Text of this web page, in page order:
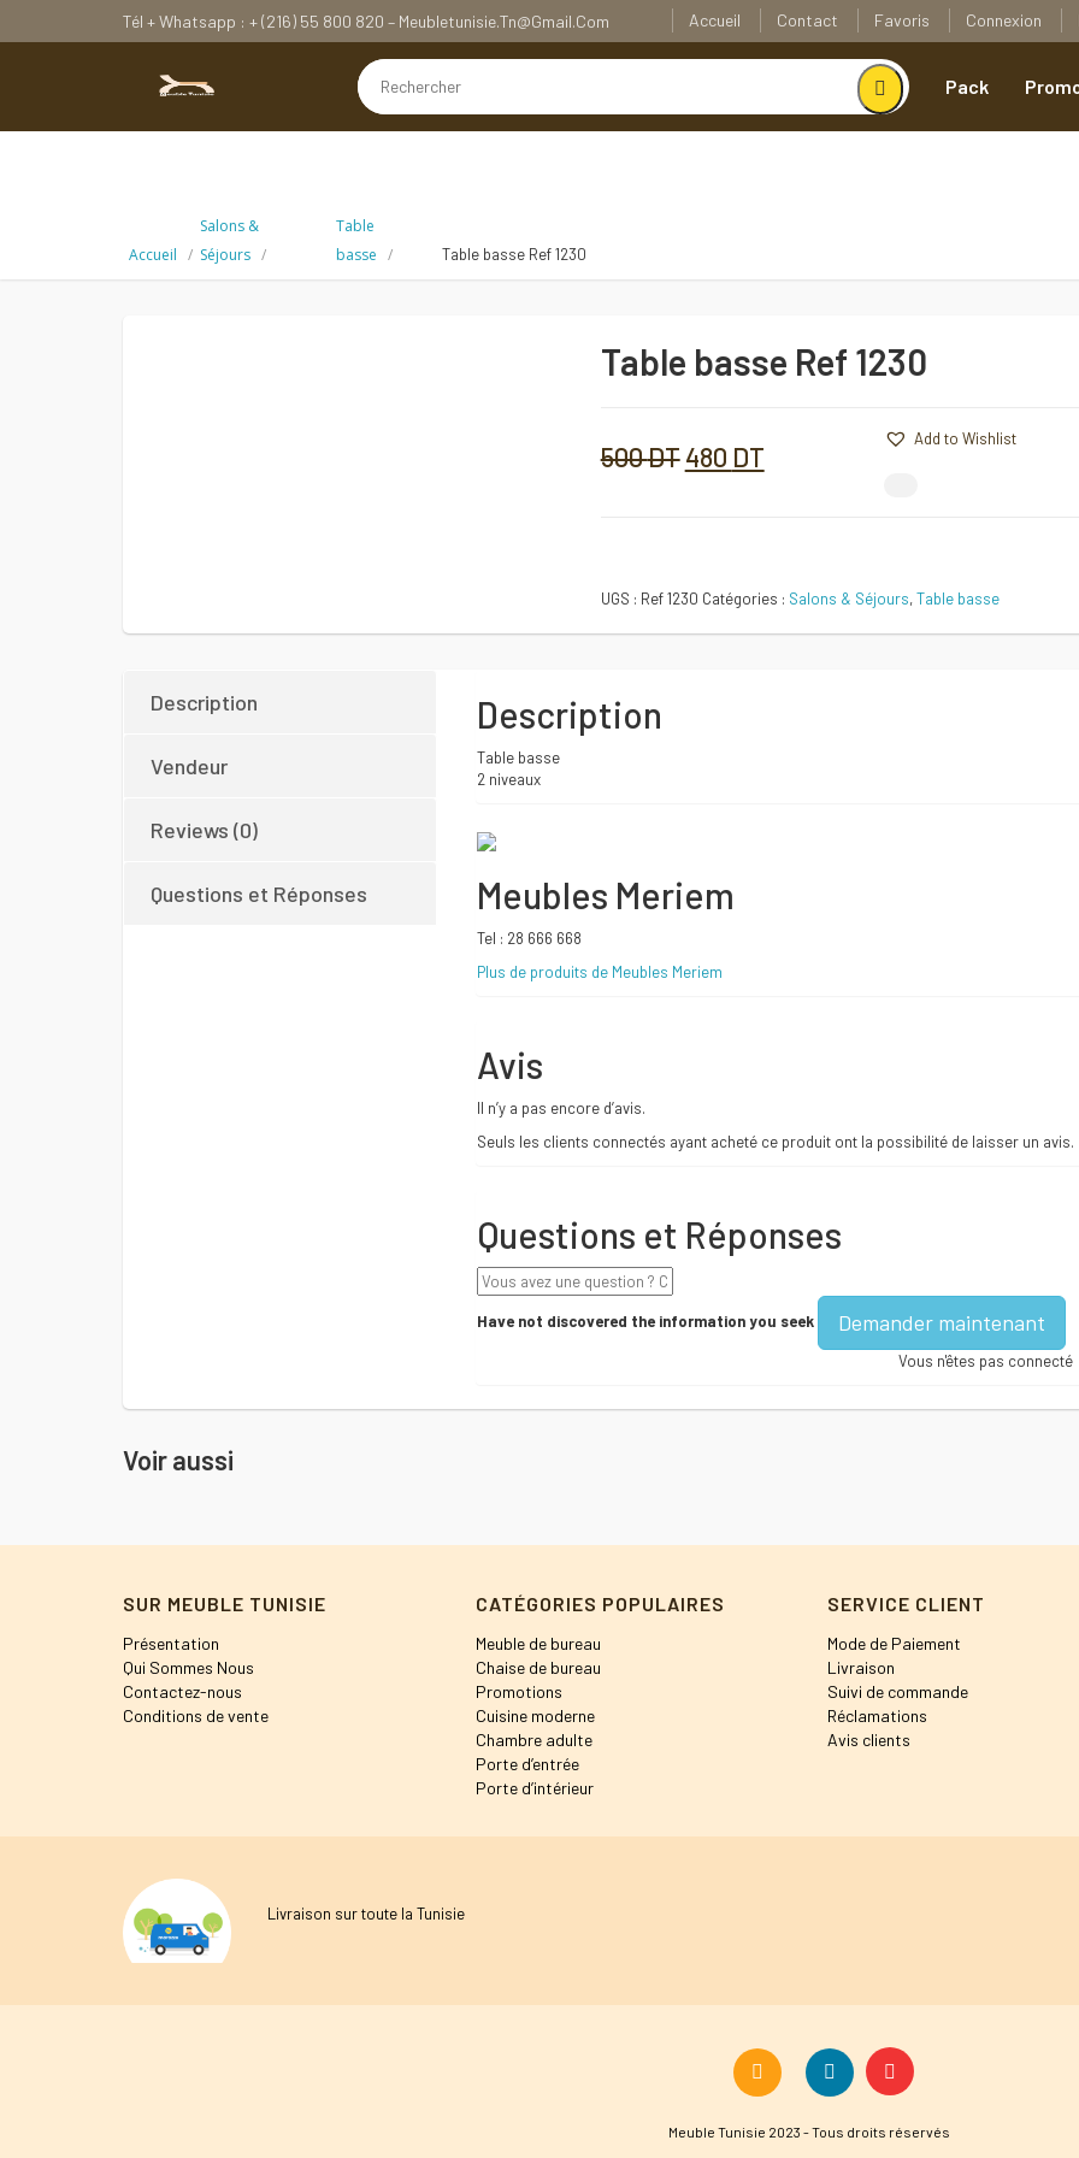
Accueil Contact Favoris Connexion
Tél + Whatsapp : + (216) 55 800 820 – Meubletunisie.tn@gmail.com
Pack
Accueil
Salons &
Séjours
Table
basse
Table basse Ref 1230
Table basse Ref 1230
500DT Le
était :
480 DTLe
est :
Add to Wishlist
Table
basse
Add to Wishlist
UGS : Ref 1230 Catégories : Salons & Séjours,Table basse
Description
Vendeur
Reviews (0)
Questions et Réponses
Description
Table basse
2 niveaux
Meubles Meriem
Tel : 28 666 668
Plus de produits de Meubles Meriem
Avis
Il n’y a pas encore d’avis.
Seuls les clients connectés ayant acheté ce produit ont la possibilité de laisser un avis.
Questions et Réponses
Have not discovered the information you seek Demander maintenant
Vous n'êtes pas connecté
Voir aussi
SUR MEUBLE TUNISIE
Présentation
Qui Sommes Nous
Contactez-nous
Conditions de vente
CATÉGORIES POPULAIRES
Meuble de bureau
Chaise de bureau
Promotions
Cuisine moderne
Chambre adulte
Porte d’entrée
Porte d’intérieur
SERVICE CLIENT
Mode de Paiement
Livraison
Suivi de commande
Réclamations
Avis clients
Livraison sur toute la Tunisie
Meuble Tunisie 2023 - Tous droits réservés